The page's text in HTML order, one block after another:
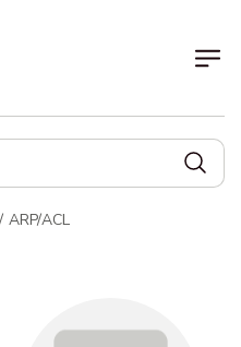
ARP/ACL